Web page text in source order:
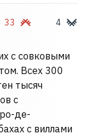
33 4
с совковыми
Всех 300
тысяч
с
де-
с виллами